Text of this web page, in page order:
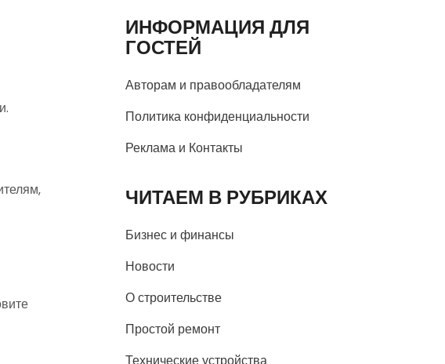
ИНФОРМАЦИЯ ДЛЯ
ГОСТЕЙ
Авторам и правообладателям
Политика конфиденциальности
Реклама и Контакты
ЧИТАЕМ В РУБРИКАХ
Бизнес и финансы
Новости
О строительстве
Простой ремонт